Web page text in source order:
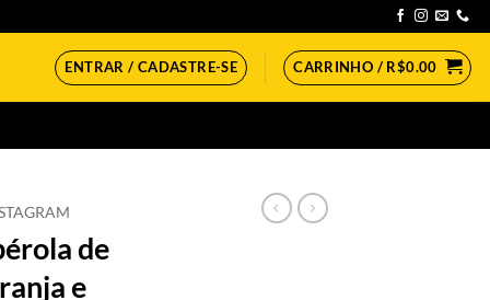
ENTRAR / CADASTRE-SE CARRINHO / R$0.00
de
e